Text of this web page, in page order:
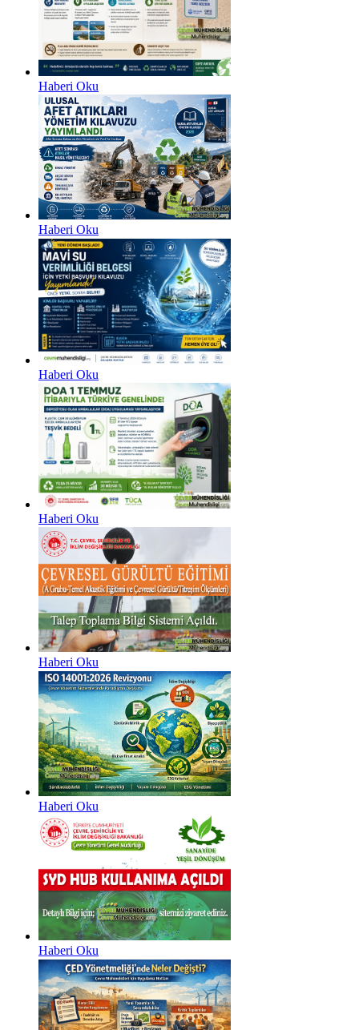
Haberi Oku
Haberi Oku
Haberi Oku
Haberi Oku
Haberi Oku
Haberi Oku
Haberi Oku